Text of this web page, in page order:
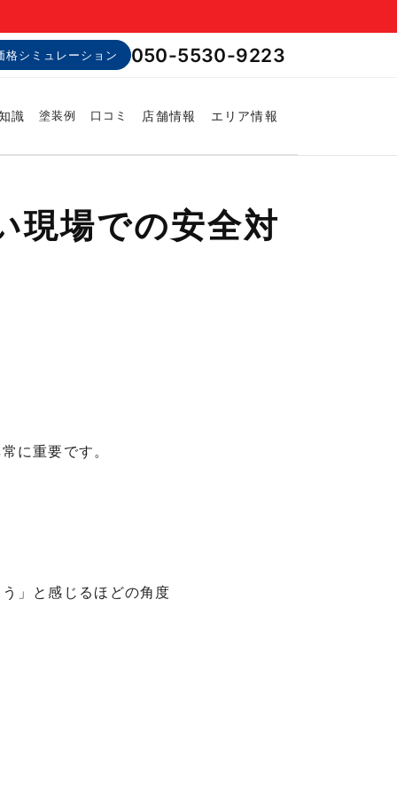
格シミュレーション 050-5530-9223
識 塗装例 口コミ 店舗情報 エリア情報
場での安全対
に重要です。
」と感じるほどの角度